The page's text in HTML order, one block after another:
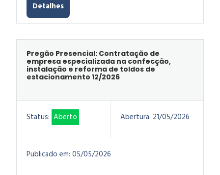
Detalhes
Pregão Presencial: Contratação de
empresa especializada na confecção,
instalação e reforma de toldos de
estacionamento 12/2026
Status: Aberto Abertura: 21/05/2026
Publicado em: 05/05/2026